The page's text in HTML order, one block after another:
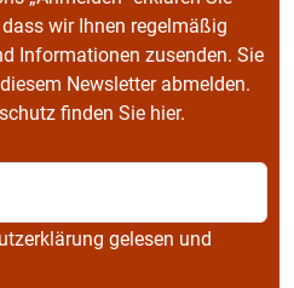
wir Ihnen regelmäßig
Informationen zusenden. Sie
Newsletter abmelden.
finden Sie hier.
gelesen und